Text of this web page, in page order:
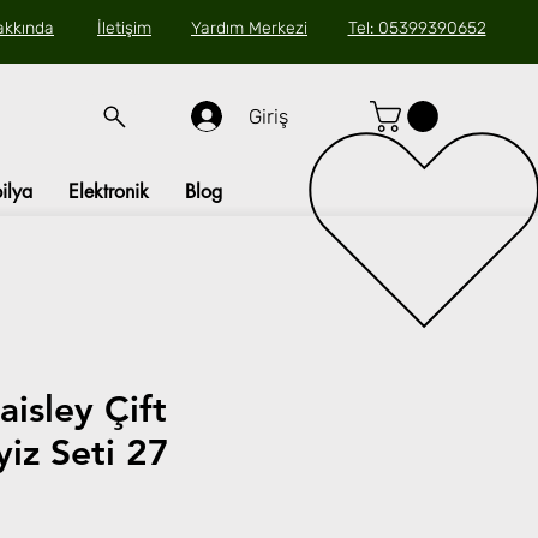
İletişim Yardım Merkezi Tel: 05399390652
Giriş
Elektronik Blog
Çift
Seti 27